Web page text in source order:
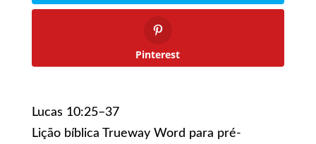
Pinterest
Lucas 10:25–37
Lição bíblica Trueway Word para pré-